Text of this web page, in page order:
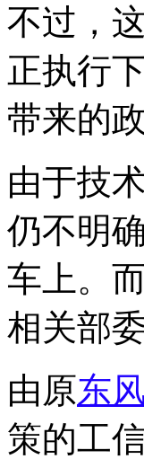
不过，
正执行
带来的
由于技
仍不明
车上。
相关部
由原东
策的工